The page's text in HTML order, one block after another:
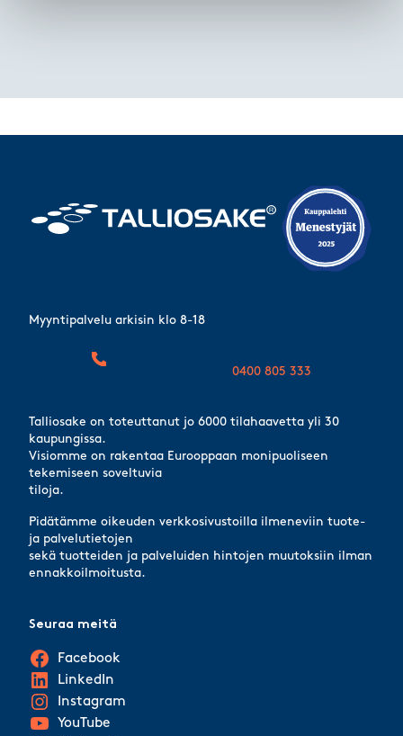
Myyntipalvelu arkisin klo 8-18
0400 805 333
Talliosake on toteuttanut jo 6000 tilahaavetta yli 30
kaupungissa.
Visiomme on rakentaa Eurooppaan monipuoliseen
tekemiseen soveltuvia
tiloja.
Pidätämme oikeuden verkkosivustoilla ilmeneviin tuote-
ja palvelutietojen
sekä tuotteiden ja palveluiden hintojen muutoksiin ilman
ennakkoilmoitusta.
Seuraa meitä
Facebook
LinkedIn
Instagram
YouTube